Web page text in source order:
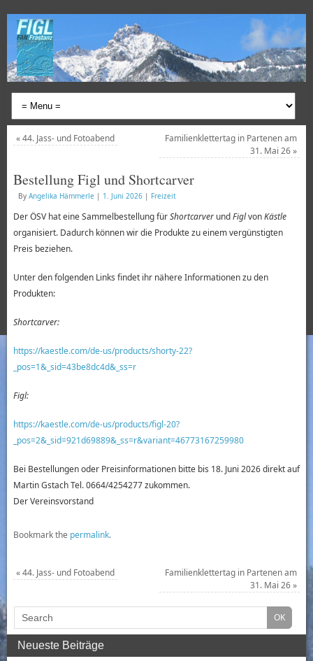
«44. Jass- und Fotoabend
Familienklettertag in Partenen am
31. Mai 26»
Bestellung Figl und Shortcarver
By Angelika Hämmerle | 1. Juni 2026 | Freizeit
Der ÖSV hat eine Sammelbestellung fürShortcarverundFiglvonKästle
organisiert. Dadurch können wir die Produkte zu einem vergünstigten
Preis beziehen.
Unter den folgenden Links findet ihr nähere Informationen zu den
Produkten:
Shortcarver:
https://kaestle.com/de-us/products/shorty-22?
_pos=1&_sid=43be8dc4d&_ss=r
Figl:
https://kaestle.com/de-us/products/figl-20?
_pos=2&_sid=921d69889&_ss=r&variant=46773167259980
Bei Bestellungen oder Preisinformationen bitte bis 18. Juni 2026 direkt auf
Martin Gstach Tel. 0664/4254277 zukommen.
Der Vereinsvorstand
Bookmark the permalink.
«44. Jass- und Fotoabend
Familienklettertag in Partenen am
31. Mai 26»
Neueste Beiträge